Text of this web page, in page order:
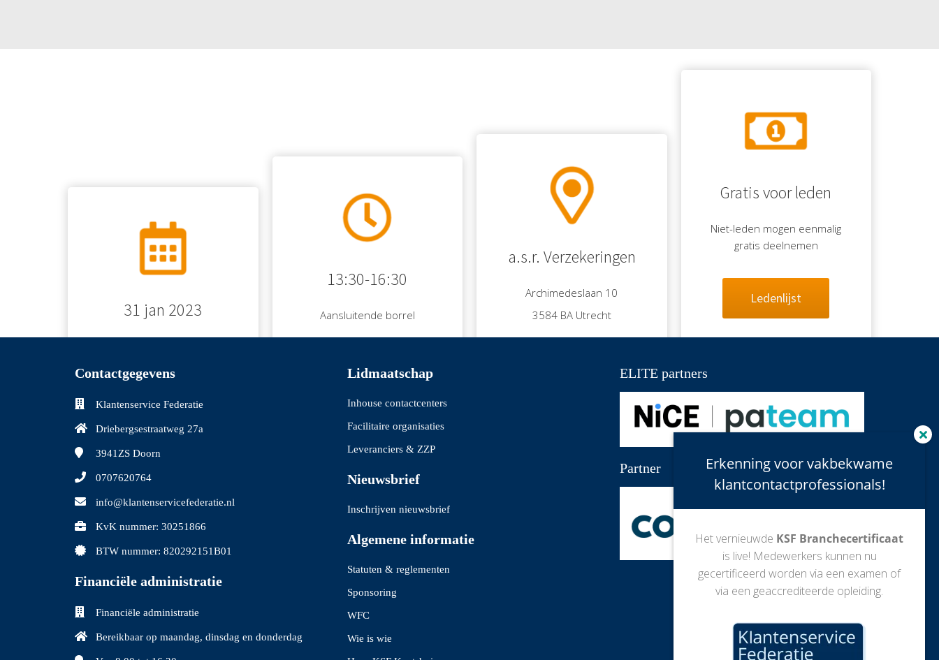
31 jan 2023
13:30-16:30
Aansluitende borrel
a.s.r. Verzekeringen
Archimedeslaan 10
3584 BA Utrecht
Gratis voor leden
Niet-leden mogen eenmalig
gratis deelnemen
Ledenlijst
Contactgegevens
Klantenservice Federatie
Driebergsestraatweg 27a
3941ZS Doorn
0707620764
info@klantenservicefederatie.nl
KvK nummer: 30251866
BTW nummer: 820292151B01
Financiële administratie
Financiële administratie
Bereikbaar op maandag, dinsdag en donderdag
Lidmaatschap
Inhouse contactcenters
Facilitaire organisaties
Leveranciers & ZZP
Nieuwsbrief
Inschrijven nieuwsbrief
Algemene informatie
Statuten & reglementen
Sponsoring
WFC
Wie is wie
ELITE partners
Partner
Erkenning voor vakbekwame
klantcontactprofessionals!
Het vernieuwde KSF Branchecertificaat
is live! Medewerkers kunnen nu
gecertificeerd worden via een examen of
via een geaccrediteerde opleiding.